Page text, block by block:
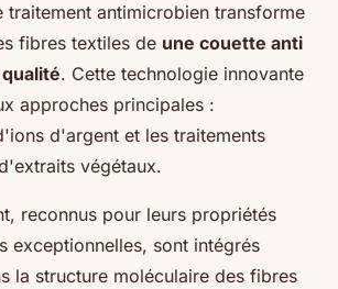
traitement antimicrobien transforme
fibres textiles de une couette anti
. Cette technologie innovante
approches principales :
d'argent et les traitements
végétaux.
reconnus pour leurs propriétés
exceptionnelles, sont intégrés
la structure moléculaire des fibres